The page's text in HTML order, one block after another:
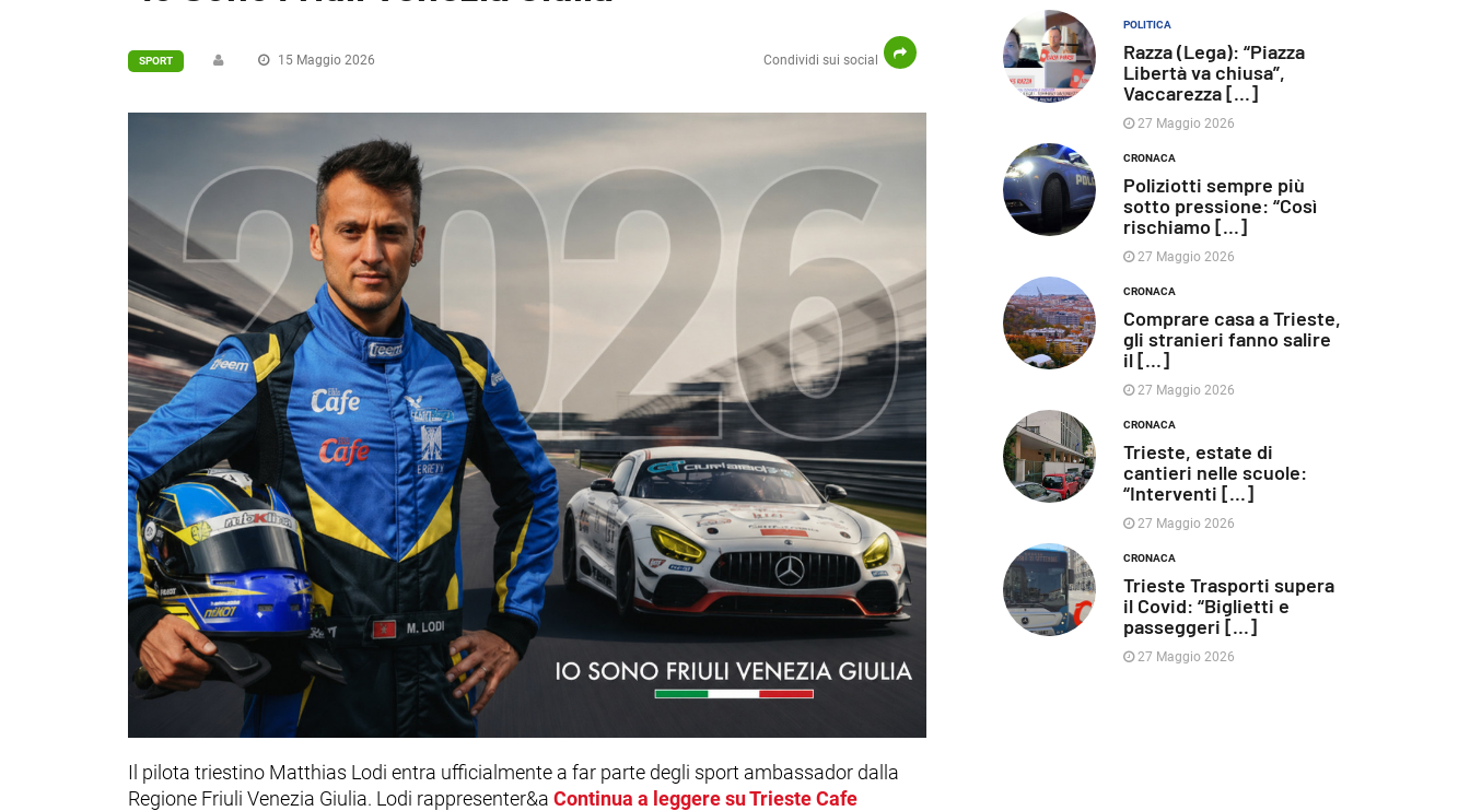
Condividi sui social
SPORT 15 Maggio 2026
Il pilota triestino Matthias Lodi entra ufficialmente a far parte degli sport ambassador dalla
Regione Friuli Venezia Giulia. Lodi rappresenter&a Continua a leggere su Trieste Cafe
POLITICA
Razza (Lega): “Piazza
Libertà va chiusa”,
Vaccarezza [...]
27 Maggio 2026
CRONACA
Poliziotti sempre più
sotto pressione: “Così
rischiamo [...]
27 Maggio 2026
CRONACA
Comprare casa a Trieste,
gli stranieri fanno salire
il [...]
27 Maggio 2026
CRONACA
Trieste, estate di
cantieri nelle scuole:
“Interventi [...]
27 Maggio 2026
CRONACA
Trieste Trasporti supera
il Covid: “Biglietti e
passeggeri [...]
27 Maggio 2026